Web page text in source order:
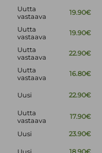
Uutta
vastaava
19.90€
Uutta
vastaava
19.90€
Uutta
vastaava
22.90€
Uutta
vastaava
16.80€
Uusi 22.90€
Uutta
vastaava
17.90€
Uusi
23.90€